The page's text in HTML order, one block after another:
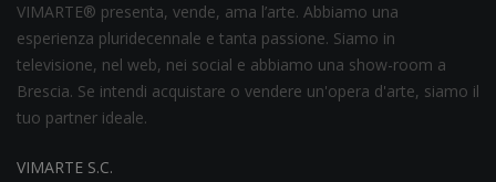
VIMARTE® presenta, vende, ama l’arte. Abbiamo una
esperienza pluridecennale e tanta passione. Siamo in
televisione, nel web, nei social e abbiamo una show-room a
Brescia. Se intendi acquistare o vendere un'opera d'arte, siamo il
tuo partner ideale.
VIMARTE S.C.